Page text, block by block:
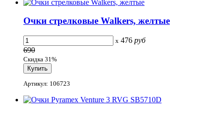
Очки стрелковые Walkers, желтые
x 476 руб
690
Скидка 31%
Артикул: 106723